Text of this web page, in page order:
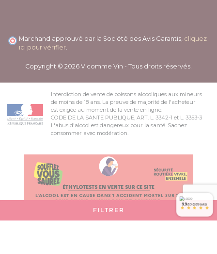
FILTRER
Marchand approuvé par la Société des Avis Garantis, cliquez
ici pour vérifier
Copyright © 2026 V comme Vin - Tous droits réservés.
Interdiction de vente de boissons alcooliques aux mineurs
de moins de 18 ans. La preuve de majorité de l'acheteur
est exigée au moment de la vente en ligne.
CODE DE LA SANTE PUBLIQUE, ART. L. 3342-1 et L. 3353-3
L'abus d'alcool est dangereux pour la santé. Sachez
consommer avec modération.
9.9/10 (539 avis)
* * * * *